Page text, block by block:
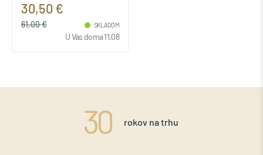
30,50 €
61,00 € SKLADOM
U Vás doma 11.08
rokov na trhu